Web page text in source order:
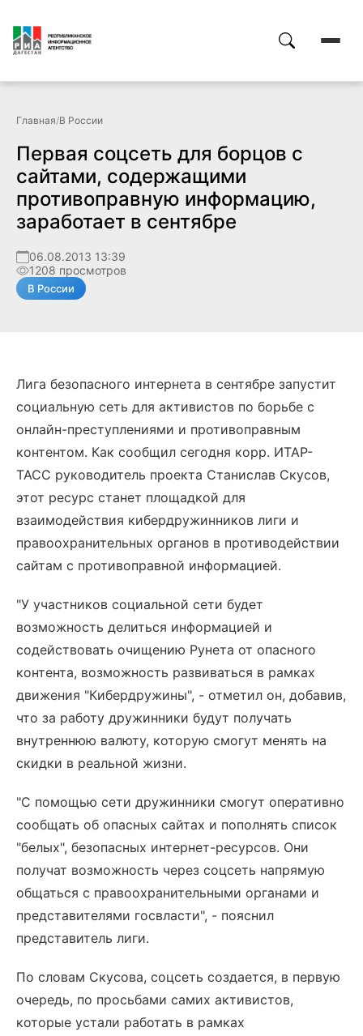
Главная/В России
Первая соцсеть для борцов с
сайтами, содержащими
противоправную информацию,
заработает в сентябре
06.08.2013 13:39
1208 просмотров
В России
Лига безопасного интернета в сентябре запустит
социальную сеть для активистов по борьбе с
онлайн-преступлениями и противоправным
контентом. Как сообщил сегодня корр. ИТАР-
ТАСС руководитель проекта Станислав Скусов,
этот ресурс станет площадкой для
взаимодействия кибердружинников лиги и
правоохранительных органов в противодействии
сайтам с противоправной информацией.
"У участников социальной сети будет
возможность делиться информацией и
содействовать очищению Рунета от опасного
контента, возможность развиваться в рамках
движения "Кибердружины", - отметил он, добавив,
что за работу дружинники будут получать
внутреннюю валюту, которую смогут менять на
скидки в реальной жизни.
"С помощью сети дружинники смогут оперативно
сообщать об опасных сайтах и пополнять список
"белых", безопасных интернет-ресурсов. Они
получат возможность через соцсеть напрямую
общаться с правоохранительными органами и
представителями госвласти", - пояснил
представитель лиги.
По словам Скусова, соцсеть создается, в первую
очередь, по просьбами самих активистов,
которые устали работать в рамках